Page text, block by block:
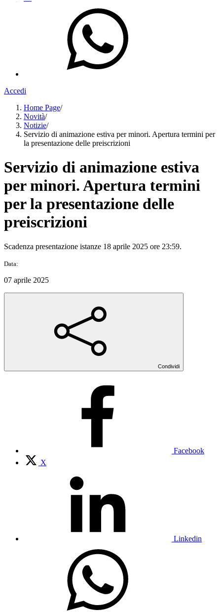
Accedi
Home Page/
Novità/
Notizie/
Servizio di animazione estiva per minori. Apertura termini per
la presentazione delle preiscrizioni
Servizio di animazione estiva
per minori. Apertura termini
per la presentazione delle
preiscrizioni
Scadenza presentazione istanze 18 aprile 2025 ore 23:59.
Data:
07 aprile 2025
Condividi
Facebook
X
Linkedin